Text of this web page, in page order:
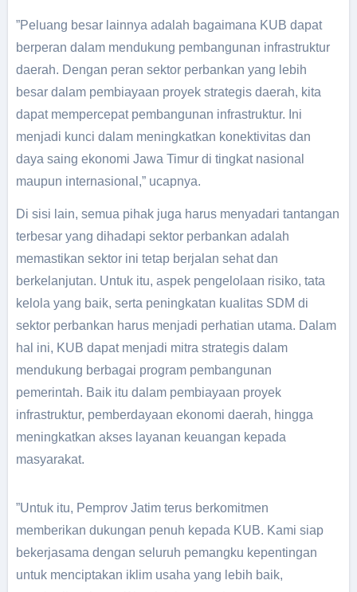
”Peluang besar lainnya adalah bagaimana KUB dapat
berperan dalam mendukung pembangunan infrastruktur
daerah. Dengan peran sektor perbankan yang lebih
besar dalam pembiayaan proyek strategis daerah, kita
dapat mempercepat pembangunan infrastruktur. Ini
menjadi kunci dalam meningkatkan konektivitas dan
daya saing ekonomi Jawa Timur di tingkat nasional
maupun internasional,” ucapnya.
Di sisi lain, semua pihak juga harus menyadari tantangan
terbesar yang dihadapi sektor perbankan adalah
memastikan sektor ini tetap berjalan sehat dan
berkelanjutan. Untuk itu, aspek pengelolaan risiko, tata
kelola yang baik, serta peningkatan kualitas SDM di
sektor perbankan harus menjadi perhatian utama. Dalam
hal ini, KUB dapat menjadi mitra strategis dalam
mendukung berbagai program pembangunan
pemerintah. Baik itu dalam pembiayaan proyek
infrastruktur, pemberdayaan ekonomi daerah, hingga
meningkatkan akses layanan keuangan kepada
masyarakat.
”Untuk itu, Pemprov Jatim terus berkomitmen
memberikan dukungan penuh kepada KUB. Kami siap
bekerjasama dengan seluruh pemangku kepentingan
untuk menciptakan iklim usaha yang lebih baik,